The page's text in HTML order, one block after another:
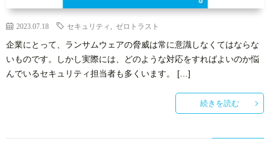
2023.07.18 セキュリティ ゼロトラスト
企業にとって、ランサムウェアの脅威は常に意識しなくてはならな
いものです。しかし実際には、どのような対応をすればよいのか悩
んでいるセキュリティ担当者も多くいます。 […]
続きを読む